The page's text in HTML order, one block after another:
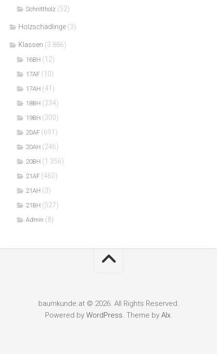
Schnittholz (52)
Holzschädlinge (3)
Klassen (3.886)
16BH (12)
17AF (10)
17AH (41)
18BH (234)
19BH (300)
20AF (691)
20AH (246)
20BH (1.356)
21AF (460)
21AH (3)
21BH (527)
Admin (8)
baumkunde.at © 2026. All Rights Reserved.
Powered by WordPress. Theme by Alx.